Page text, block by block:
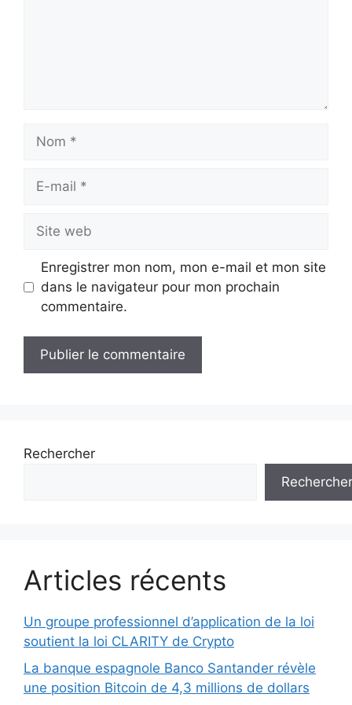
mail
web
Enregistrer mon nom, mon e-mail et mon site
dans le navigateur pour mon prochain
commentaire.
Rechercher
Rechercher
Articles récents
Un groupe professionnel d’application de la loi
soutient la loi CLARITY de Crypto
La banque espagnole Banco Santander révèle
une position Bitcoin de 4,3 millions de dollars